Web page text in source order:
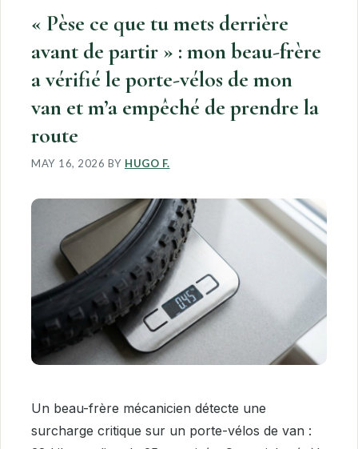
« Pèse ce que tu mets derrière
avant de partir » : mon beau-frère
a vérifié le porte-vélos de mon
van et m’a empêché de prendre la
route
MAY 16, 2026 BY HUGO F.
Un beau-frère mécanicien détecte une
surcharge critique sur un porte-vélos de van :